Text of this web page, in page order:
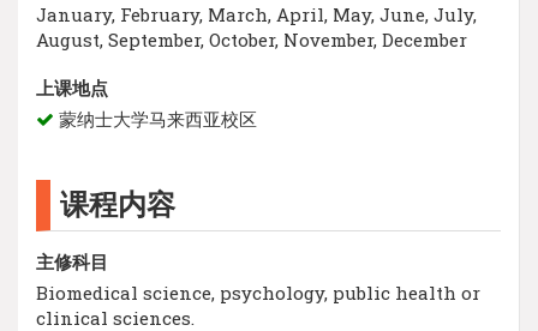
January, February, March, April, May, June, July,
August, September, October, November, December
上课地点
蒙纳士大学马来西亚校区
课程内容
主修科目
Biomedical science, psychology, public health or
clinical sciences.